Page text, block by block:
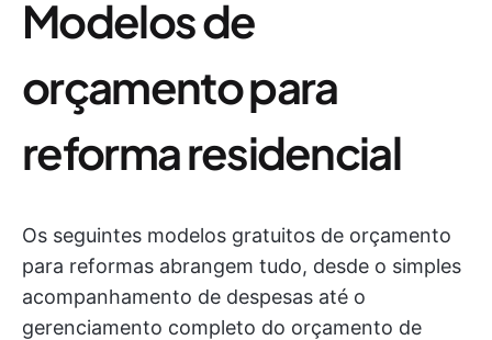
Modelos de
orçamento para
reforma residencial
Os seguintes modelos gratuitos de orçamento
para reformas abrangem tudo, desde o simples
acompanhamento de despesas até o
gerenciamento completo do orçamento de